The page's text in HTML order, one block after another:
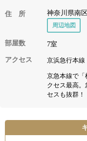
住 所 神奈川県南
周辺地図
部屋数 7室
アクセス 京浜急行本
京急本線で「
クセス最高
セスも抜群！